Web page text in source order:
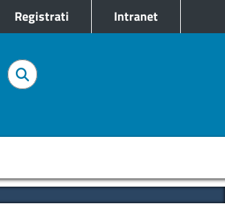
Registrati Intranet